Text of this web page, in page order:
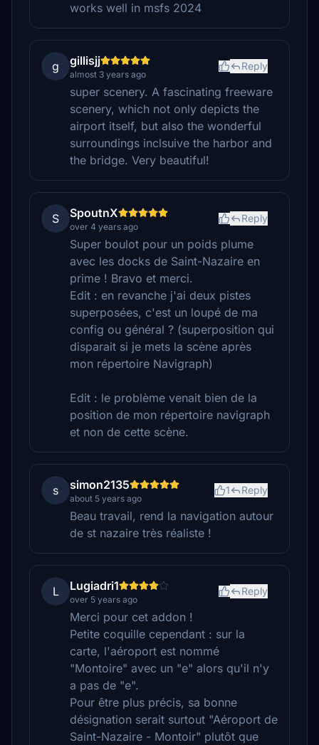
works well in msfs 2024
g gillisjj
almost 3 years ago
Reply
super scenery. A fascinating freeware
scenery, which not only depicts the
airport itself, but also the wonderful
surroundings inclsuive the harbor and
the bridge. Very beautiful!
S SpoutnX
over 4 years ago
Reply
Super boulot pour un poids plume
avec les docks de Saint-Nazaire en
prime ! Bravo et merci.
Edit : en revanche j'ai deux pistes
superposées, c'est un loupé de ma
config ou général ? (superposition qui
disparait si je mets la scène après
mon répertoire Navigraph)
Edit : le problème venait bien de la
position de mon répertoire navigraph
et non de cette scène.
s simon2135
about 5 years ago
1 Reply
Beau travail, rend la navigation autour
de st nazaire très réaliste !
L Lugiadri1
over 5 years ago
Reply
Merci pour cet addon !
Petite coquille cependant : sur la
carte, l'aéroport est nommé
"Montoire" avec un "e" alors qu'il n'y
a pas de "e".
Pour être plus précis, sa bonne
désignation serait surtout "Aéroport de
Saint-Nazaire - Montoir" plutôt que